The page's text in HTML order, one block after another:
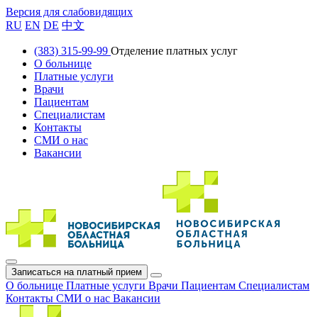
Версия для слабовидящих
RU EN DE 中文
(383) 315-99-99 Отделение платных услуг
О больнице
Платные услуги
Врачи
Пациентам
Специалистам
Контакты
СМИ о нас
Вакансии
Записаться на платный прием
О больнице Платные услуги Врачи Пациентам Специалистам
Контакты СМИ о нас Вакансии